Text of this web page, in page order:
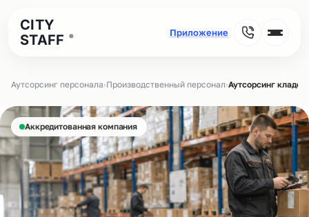
CITY
STAFF
®
Аутсорсинг персонала›Производственный персонал›Аутсорсинг
Аккредитованная компания